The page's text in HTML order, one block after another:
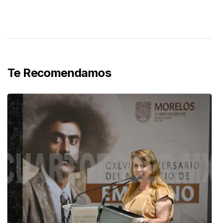
Te Recomendamos